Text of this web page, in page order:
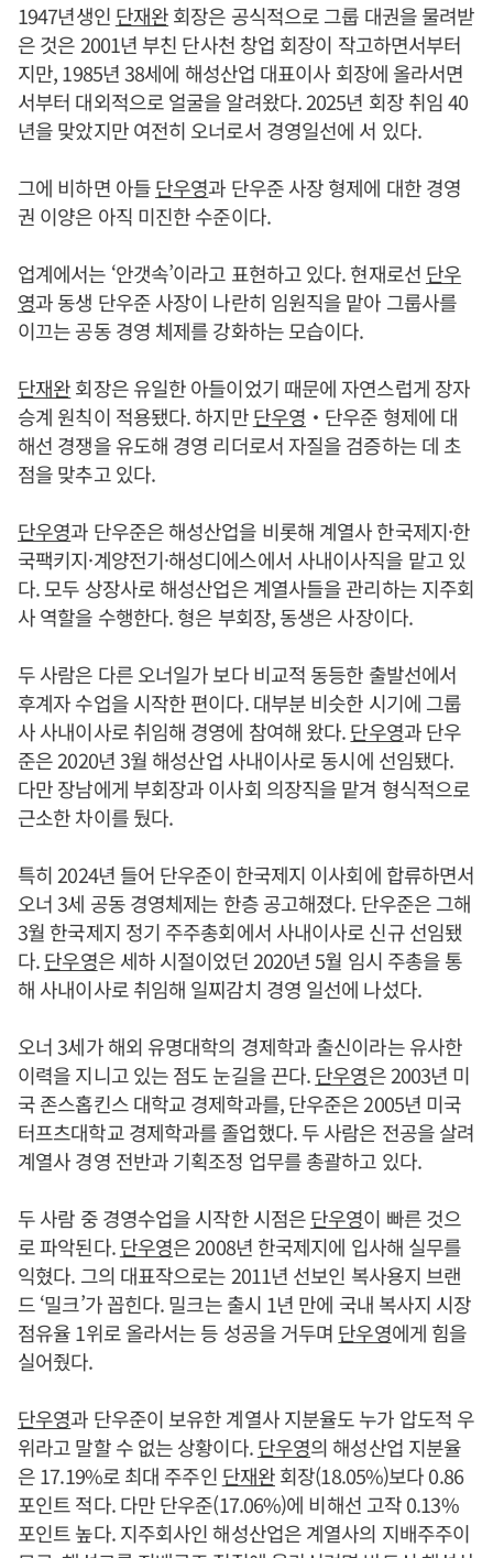
1947년생인 단재완회장은 공식적으로 그룹 대권을 물려받
은 것은 2001년 부친 단사천 창업 회장이 작고하면서부터
지만, 1985년 38세에 해성산업 대표이사 회장에 올라서면
서부터 대외적으로 얼굴을 알려왔다. 2025년 회장 취임 40
년을 맞았지만 여전히 오너로서 경영일선에 서 있다.
그에 비하면 아들단우영과 단우준 사장 형제에 대한 경영
권 이양은 아직 미진한 수준이다.
업계에서는 ‘안갯속’이라고 표현하고 있다. 현재로선 단우
영과 동생 단우준 사장이 나란히 임원직을 맡아 그룹사를
이끄는 공동 경영 체제를 강화하는 모습이다.
단재완회장은 유일한 아들이었기 때문에 자연스럽게 장자
승계 원칙이 적용됐다. 하지만단우영 ‧단우준 형제에 대
해선 경쟁을 유도해 경영 리더로서 자질을 검증하는 데 초
점을 맞추고 있다.
단우영과 단우준은 해성산업을 비롯해 계열사 한국제지·한
국팩키지·계양전기·해성디에스에서 사내이사직을 맡고 있
다. 모두 상장사로 해성산업은 계열사들을 관리하는 지주회
사 역할을 수행한다. 형은 부회장, 동생은 사장이다.
두 사람은 다른 오너일가 보다 비교적 동등한 출발선에서
후계자 수업을 시작한 편이다. 대부분 비슷한 시기에 그룹
사 사내이사로 취임해 경영에 참여해 왔다.단우영과 단우
준은 2020년 3월 해성산업 사내이사로 동시에 선임됐다.
다만 장남에게 부회장과 이사회 의장직을 맡겨 형식적으로
근소한 차이를 뒀다.
특히 2024년 들어 단우준이 한국제지 이사회에 합류하면서
오너 3세 공동 경영체제는 한층 공고해졌다. 단우준은 그해
3월 한국제지 정기 주주총회에서 사내이사로 신규 선임됐
다.단우영은 세하 시절이었던 2020년 5월 임시 주총을 통
해 사내이사로 취임해 일찌감치 경영 일선에 나섰다.
오너 3세가 해외 유명대학의 경제학과 출신이라는 유사한
이력을 지니고 있는 점도 눈길을 끈다.단우영은 2003년 미
국 존스홉킨스 대학교 경제학과를, 단우준은 2005년 미국
터프츠대학교 경제학과를 졸업했다. 두 사람은 전공을 살려
계열사 경영 전반과 기획조정 업무를 총괄하고 있다.
두 사람 중 경영수업을 시작한 시점은단우영이 빠른 것으
로 파악된다.단우영은 2008년 한국제지에 입사해 실무를
익혔다. 그의 대표작으로는 2011년 선보인 복사용지 브랜
드 ‘밀크’가 꼽힌다. 밀크는 출시 1년 만에 국내 복사지 시장
점유율 1위로 올라서는 등 성공을 거두며 단우영에게 힘을
실어줬다.
단우영과 단우준이 보유한 계열사 지분율도 누가 압도적 우
위라고 말할 수 없는 상황이다.단우영의 해성산업 지분율
은 17.19%로 최대 주주인 단재완회장(18.05%)보다 0.86
포인트 적다. 다만 단우준(17.06%)에 비해선 고작 0.13%
포인트 높다. 지주회사인 해성산업은 계열사의 지배주주이